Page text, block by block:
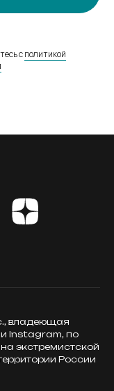
сполитикой
владеющая
Instagram, по
экстремистской
России